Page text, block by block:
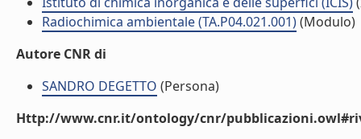
Radiochimica ambientale (TA.P04.021.001)(Modulo)
Autore CNR di
SANDRO DEGETTO (Persona)
Http://www.cnr.it/ontology/cnr/